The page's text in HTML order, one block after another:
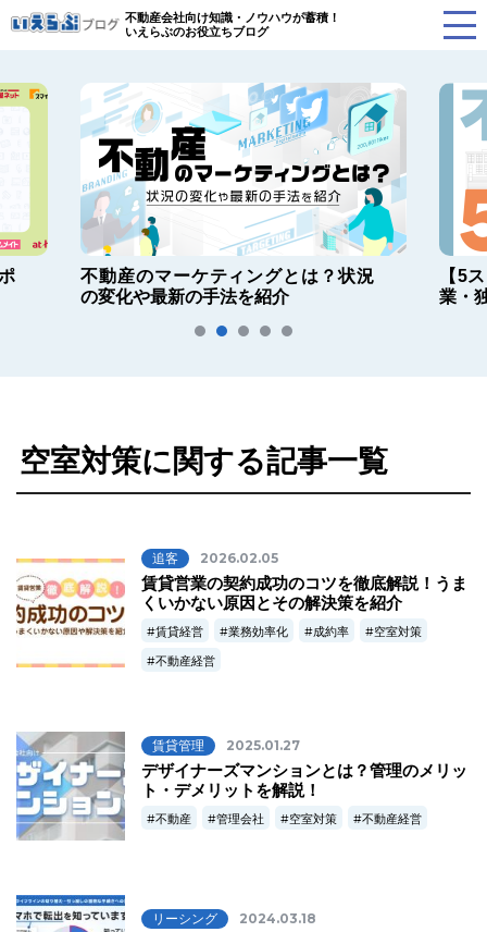
不動産会社向け知識・ノウハウが蓄積！
いえらぶのお役立ちブログ
不動産のマーケティングとは？状況
の変化や最新の手法を紹介
【5
業・
空室対策に関する記事一覧
追客 2026.02.05
賃貸営業の契約成功のコツを徹底解説！うま
くいかない原因とその解決策を紹介
賃貸経営 業務効率化 成約率
空室対策
不動産経営
賃貸管理 2025.01.27
デザイナーズマンションとは？管理のメリッ
ト・デメリットを解説！
不動産 管理会社 空室対策 不動産経営
リーシング 2024.03.18